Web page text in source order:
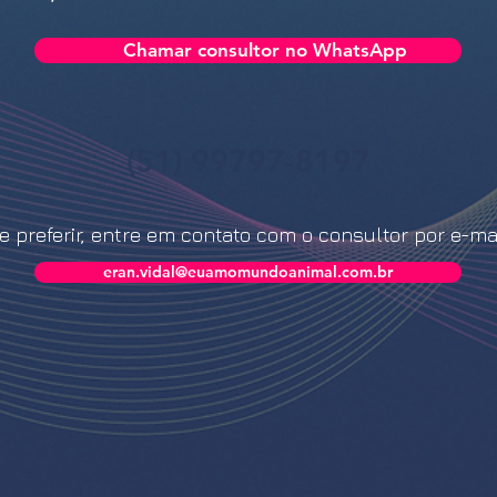
Chamar consultor no WhatsApp
(51) 99797-8197
preferir, entre em contato com o consultor por e-
eran.vidal@euamomundoanimal.com.br